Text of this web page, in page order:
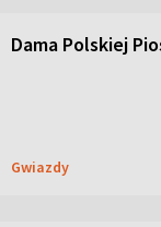
Dama Polskiej
Gwiazdy